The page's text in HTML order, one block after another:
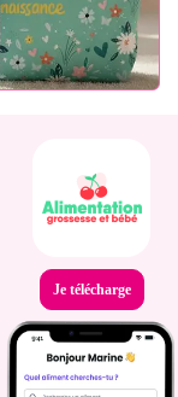
Je télécharge